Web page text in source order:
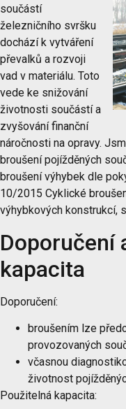
součástí
železničního svršku
dochází k vytváření
převalků a rozvoji
vad v materiálu. Toto
vede ke snižování
životnosti součástí a
zvyšování finanční
náročnosti na opravy.
broušení pojížděných
broušení výhybek dle
10/2015 Cyklické
výhybkových konstrukcí,
Doporučení
kapacita
Doporučení:
broušením lze
provozovaných
včasnou
životnost
Použitelná kapacita: